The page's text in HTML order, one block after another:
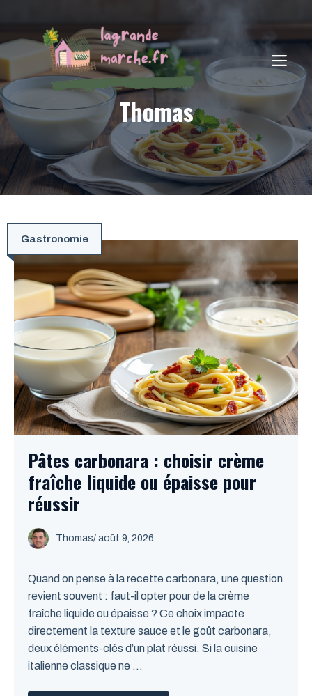
contenu
Thomas
Gastronomie
Pâtes carbonara : choisir crème
fraîche liquide ou épaisse pour
réussir
Thomas/ août 9, 2026
Quand on pense à la recette carbonara, une question
revient souvent : faut-il opter pour de la crème
fraîche liquide ou épaisse ? Ce choix impacte
directement la texture sauce et le goût carbonara,
deux éléments-clés d’un plat réussi. Si la cuisine
italienne classique ne ...